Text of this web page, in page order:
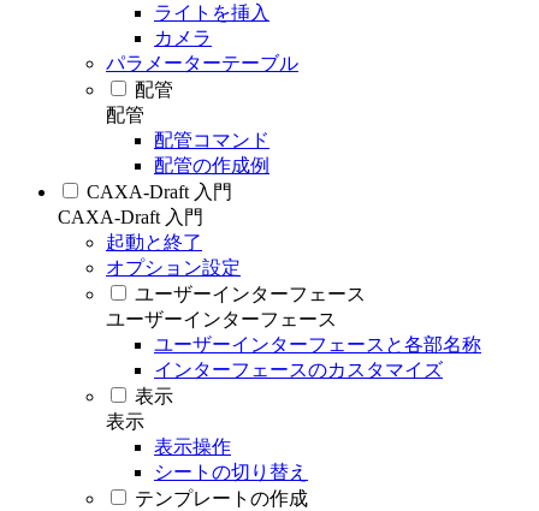
ライトを挿入
カメラ
パラメーターテーブル
配管
配管
配管コマンド
配管の作成例
CAXA-Draft 入門
CAXA-Draft 入門
起動と終了
オプション設定
ユーザーインターフェース
ユーザーインターフェース
ユーザーインターフェースと各部名称
インターフェースのカスタマイズ
表示
表示
表示操作
シートの切り替え
テンプレートの作成